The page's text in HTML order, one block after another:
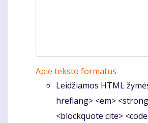
Apie teksto formatus
Leidžiamos HTML
hreflang> <em>
<blockquote cite>